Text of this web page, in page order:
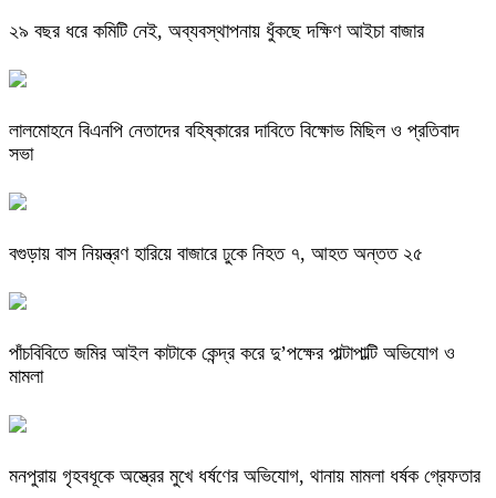
২৯ বছর ধরে কমিটি নেই, অব্যবস্থাপনায় ধুঁকছে দক্ষিণ আইচা বাজার
লালমোহনে বিএনপি নেতাদের বহিষ্কারের দাবিতে বিক্ষোভ মিছিল ও প্রতিবাদ
সভা
বগুড়ায় বাস নিয়ন্ত্রণ হারিয়ে বাজারে ঢুকে নিহত ৭, আহত অন্তত ২৫
পাঁচবিবিতে জমির আইল কাটাকে কেন্দ্র করে দু’পক্ষের পাল্টাপাল্টি অভিযোগ ও
মামলা
মনপুরায় গৃহবধূকে অস্ত্রের মুখে ধর্ষণের অভিযোগ, থানায় মামলা ধর্ষক গ্রেফতার